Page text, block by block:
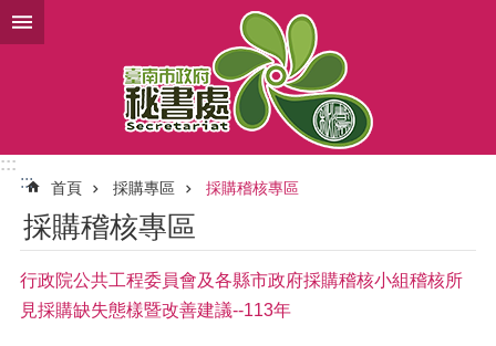
跳到主要內容區塊
:::
:::
首頁 採購專區 採購稽核專區
採購稽核專區
行政院公共工程委員會及各縣市政府採購稽核小組稽核所
見採購缺失態樣暨改善建議--113年